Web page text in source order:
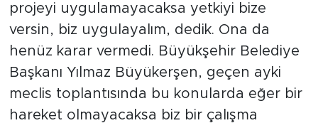
projeyi uygulamayacaksa yetkiyi bize
versin, biz uygulayalım, dedik. Ona da
henüz karar vermedi. Büyükşehir Belediye
Başkanı Yılmaz Büyükerşen, geçen ayki
meclis toplantısında bu konularda eğer bir
hareket olmayacaksa biz bir çalışma